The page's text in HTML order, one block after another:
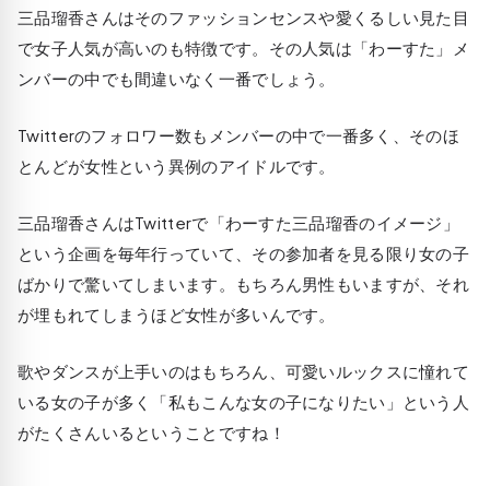
三品瑠香さんはそのファッションセンスや愛くるしい見た目
で女子人気が高いのも特徴です。その人気は「わーすた」メ
ンバーの中でも間違いなく一番でしょう。
Twitterのフォロワー数もメンバーの中で一番多く、そのほ
とんどが女性という異例のアイドルです。
三品瑠香さんはTwitterで「わーすた三品瑠香のイメージ」
という企画を毎年行っていて、その参加者を見る限り女の子
ばかりで驚いてしまいます。もちろん男性もいますが、それ
が埋もれてしまうほど女性が多いんです。
歌やダンスが上手いのはもちろん、可愛いルックスに憧れて
いる女の子が多く「私もこんな女の子になりたい」という人
がたくさんいるということですね！